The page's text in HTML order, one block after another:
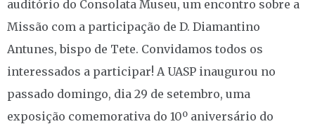
auditório do Consolata Museu, um encontro sobre a
Missão com a participação de D. Diamantino
Antunes, bispo de Tete. Convidamos todos os
interessados a participar! A UASP inaugurou no
passado domingo, dia 29 de setembro, uma
exposição comemorativa do 10º aniversário do